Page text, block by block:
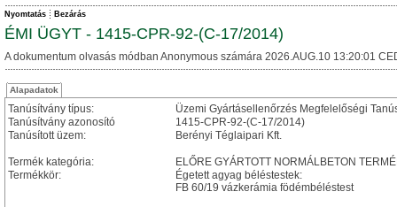
Nyomtatás Bezárás
ÉMI ÜGYT - 1415-CPR-92-(C-17/2014)
A dokumentum olvasás módban Anonymous számára 2026.AUG.10 13:20:01
Alapadatok
Tanúsítvány típus:
Üzemi Gyártásellenőrzés Megfelelőségi
Tanúsítvány azonosító
1415-CPR-92-(C-17/2014)
Tanúsított üzem:
Berényi Téglaipari Kft.
Termék kategória:
ELŐRE GYÁRTOTT NORMÁLBETON
Termékkör:
Égetett agyag béléstestek:
FB 60/19 vázkerámia födémbéléstest